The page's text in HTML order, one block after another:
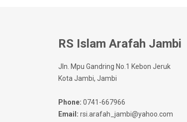
RS Islam Arafah Jambi
Jln. Mpu Gandring No.1 Kebon Jeruk
Kota Jambi, Jambi
Phone: 0741-667966
Email: rsi.arafah_jambi@yahoo.com